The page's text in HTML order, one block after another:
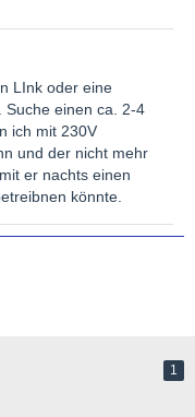
LInk oder eine
Suche einen ca. 2-4
ich mit 230V
und der nicht mehr
er nachts einen
könnte.
1